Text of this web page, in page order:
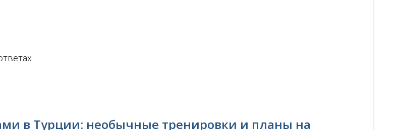
в Турции: необычные тренировки и планы на